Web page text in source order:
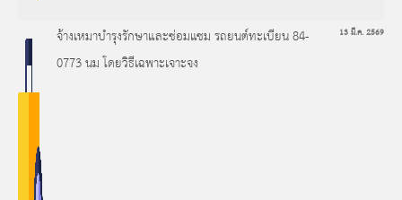
จ้างเหมาบำรุงรักษาและซ่อมแซม รถยนต์ทะเบียน 84-
0773 นม โดยวิธีเฉพาะเจาะจง
13 มี.ค. 2569